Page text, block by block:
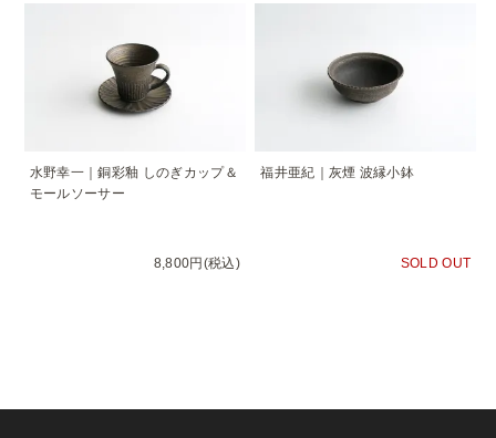
水野幸一｜銅彩釉 しのぎカップ＆
モールソーサー
8,800円(税込)
福井亜紀｜灰煙 波縁小鉢
SOLD OUT